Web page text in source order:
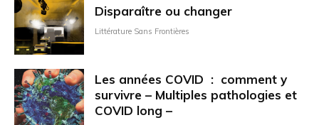
Disparaître ou changer
Littérature Sans Frontières
Les années COVID : comment y
survivre – Multiples pathologies et
COVID long –